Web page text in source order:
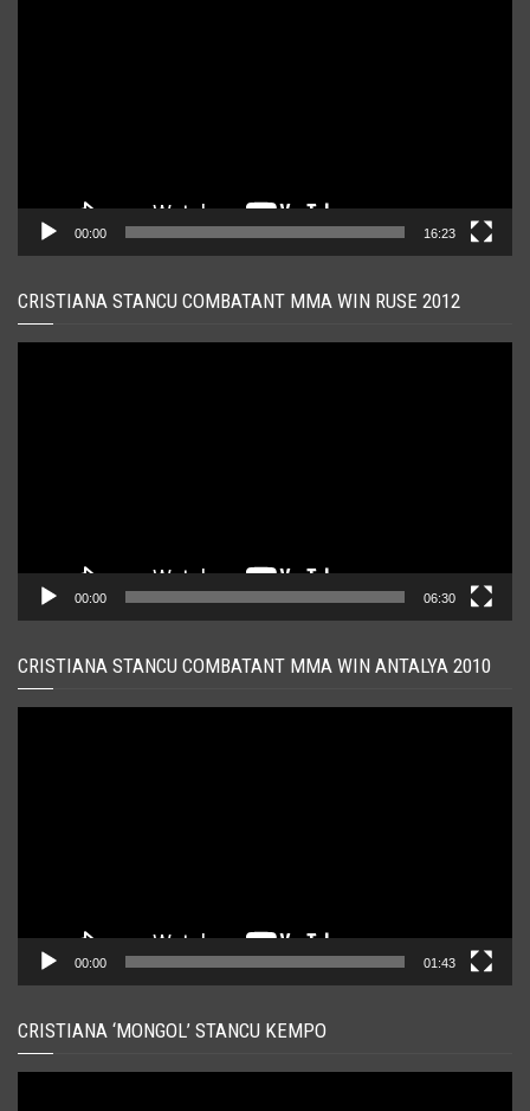
00:00 16:23
CRISTIANA STANCU COMBATANT MMA WIN RUSE 2012
00:00 06:30
CRISTIANA STANCU COMBATANT MMA WIN ANTALYA 2010
00:00 01:43
CRISTIANA ‘MONGOL’ STANCU KEMPO